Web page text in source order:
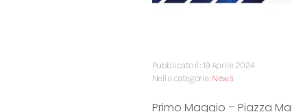
Pubblicato il: 19 Aprile 2024
Nella categoria:News
Primo Maggio – Piazza